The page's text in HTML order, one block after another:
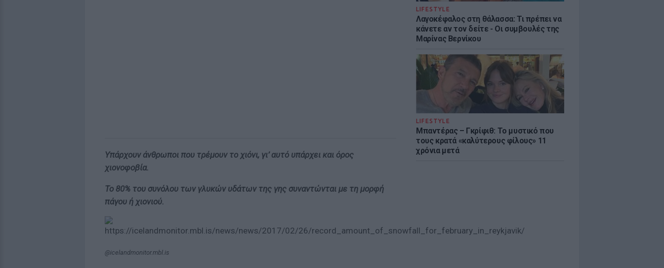
LIFESTYLE
Λαγοκέφαλος στη θάλασσα: Τι πρέπει να
κάνετε αν τον δείτε - Οι συμβουλές της
Μαρίνας Βερνίκου
LIFESTYLE
Μπαντέρας – Γκρίφιθ: Το μυστικό που
τους κρατά «καλύτερους φίλους» 11
χρόνια μετά
Υπάρχουν άνθρωποι που τρέμουν το χιόνι, γι’ αυτό υπάρχει και όρος
χιονοφοβία.
Το 80% του συνόλου των γλυκών υδάτων της γης συναντώνται με τη μορφή
πάγου ή χιονιού.
@icelandmonitor.mbl.is